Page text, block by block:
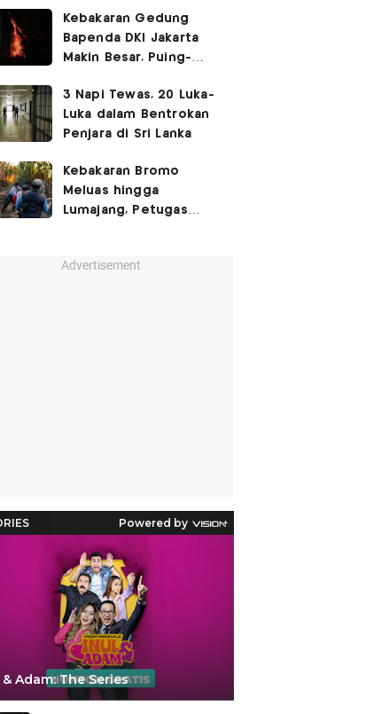
Layanan Kesehatan
Kebakaran Gedung
Bapenda DKI Jakarta
Makin Besar, Puing-
3 Napi Tewas, 20 Luka-
Luka dalam Bentrokan
Penjara di Sri Lanka
Kebakaran Bromo
Meluas hingga
Lumajang, Petugas
Advertisement